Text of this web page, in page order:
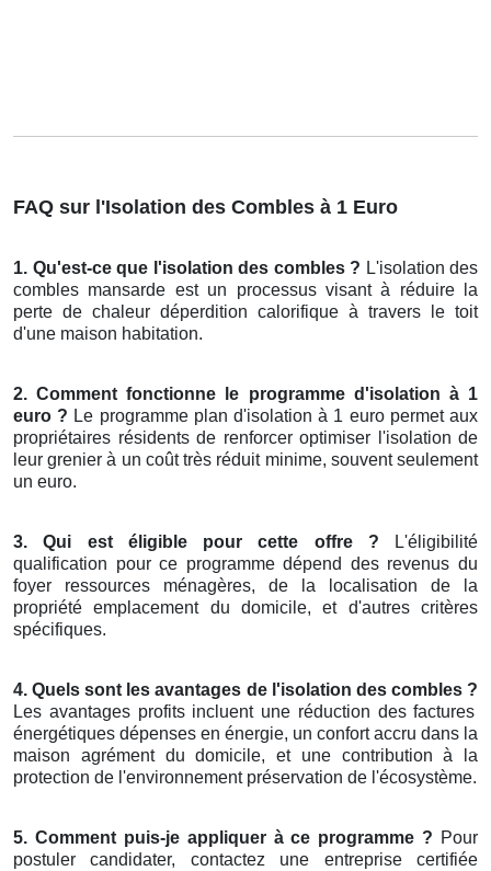
FAQ sur l'Isolation des Combles à 1 Euro
1. Qu'est-ce que l'isolation des combles ? L'isolation des
combles mansarde est un processus visant à réduire la
perte de chaleur déperdition calorifique à travers le toit
d'une maison habitation.
2. Comment fonctionne le programme d'isolation à 1
euro ? Le programme plan d'isolation à 1 euro permet aux
propriétaires résidents de renforcer optimiser l'isolation de
leur grenier à un coût très réduit minime, souvent seulement
un euro.
3. Qui est éligible pour cette offre ? L'éligibilité
qualification pour ce programme dépend des revenus du
foyer ressources ménagères, de la localisation de la
propriété emplacement du domicile, et d'autres critères
spécifiques.
4. Quels sont les avantages de l'isolation des combles ?
Les avantages profits incluent une réduction des factures
énergétiques dépenses en énergie, un confort accru dans la
maison agrément du domicile, et une contribution à la
protection de l'environnement préservation de l'écosystème.
5. Comment puis-je appliquer à ce programme ? Pour
postuler candidater, contactez une entreprise certifiée